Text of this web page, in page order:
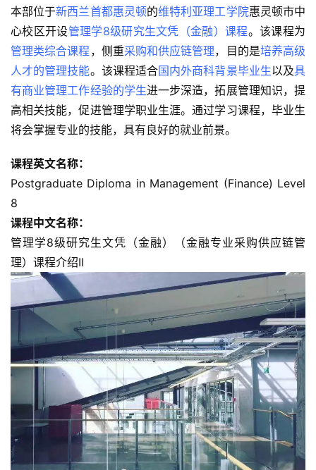
本部位于新西兰首都惠灵顿的维特利亚理工学院惠灵顿市中
心校区开设管理学8级研究生文凭（金融）课程。该课程为
管理类综合课程 ，侧重采购和供应链管理，目的是培养高级
人才的管理技能。该课程适合国内外商科背景毕业生以及具
有商业管理工作经验的学生进一步深造，拓展管理知识，提
高相关技能，促进管理学职业生涯。通过学习课程，毕业生
将会掌握专业的技能，具有良好的就业前景。
课程英文名称：
Postgraduate Diploma in Management (Finance) Level
8
课程中文名称：
管理学8级研究生文凭（金融）（金融专业采购供应链管
理）课程介绍ΙΙ